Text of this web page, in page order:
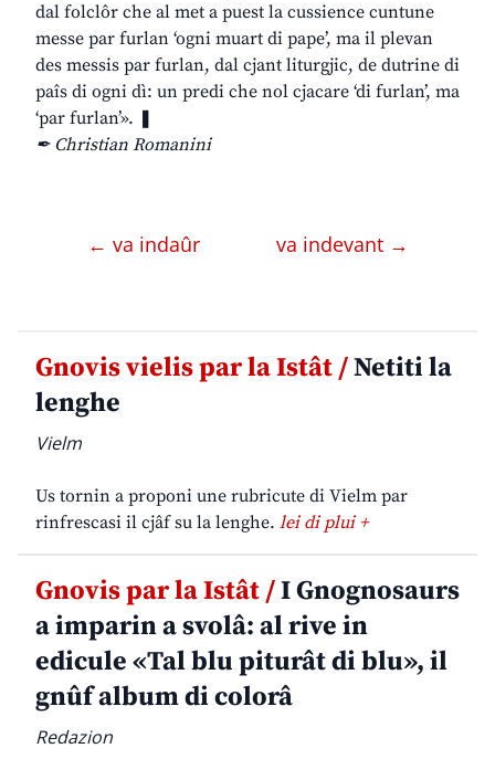
dal folclôr che al met a puest la cussience cuntune
messe par furlan ‘ogni muart di pape’, ma il plevan
des messis par furlan, dal cjant liturgjic, de dutrine di
paîs di ogni dì: un predi che nol cjacare ‘di furlan’, ma
‘par furlan’». ❚
✒ Christian Romanini
← va indaûr va indevant →
Gnovis vielis par la Istât /Netiti la
lenghe
Vielm
Us tornin a proponi une rubricute di Vielm par
rinfrescasi il cjâf su la lenghe. lei di plui +
Gnovis par la Istât /I Gnognosaurs
a imparin a svolâ: al rive in
edicule «Tal blu piturât di blu», il
gnûf album di colorâ
Redazion